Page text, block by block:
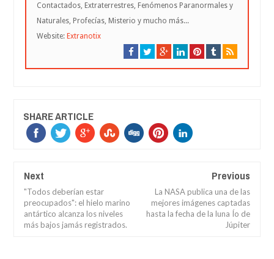
Contactados, Extraterrestres, Fenómenos Paranormales y
Naturales, Profecías, Misterio y mucho más...
Website: Extranotix
SHARE ARTICLE
Next
"Todos deberían estar
preocupados": el hielo marino
antártico alcanza los niveles
más bajos jamás registrados.
Previous
La NASA publica una de las
mejores imágenes captadas
hasta la fecha de la luna Ío de
Júpiter